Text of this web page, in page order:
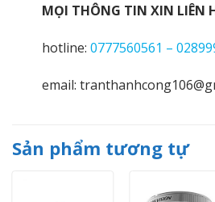
MỌI THÔNG TIN XIN LIÊN
hotline: 0777560561 –
email:
Sản phẩm tương tự